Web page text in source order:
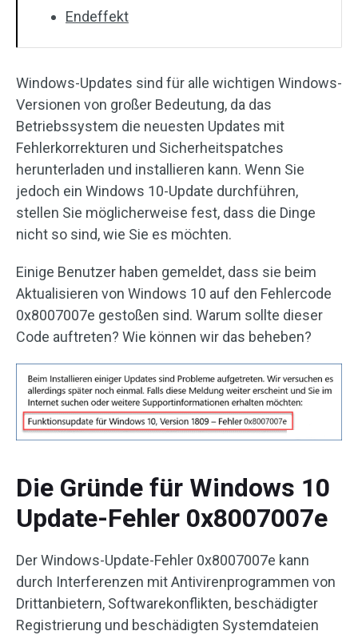
Endeffekt
Windows-Updates sind für alle wichtigen Windows-
Versionen von großer Bedeutung, da das
Betriebssystem die neuesten Updates mit
Fehlerkorrekturen und Sicherheitspatches
herunterladen und installieren kann. Wenn Sie
jedoch ein Windows 10-Update durchführen,
stellen Sie möglicherweise fest, dass die Dinge
nicht so sind, wie Sie es möchten.
Einige Benutzer haben gemeldet, dass sie beim
Aktualisieren von Windows 10 auf den Fehlercode
0x8007007e gestoßen sind. Warum sollte dieser
Code auftreten? Wie können wir das beheben?
Die Gründe für Windows 10
Update-Fehler 0x8007007e
Der Windows-Update-Fehler 0x8007007e kann
durch Interferenzen mit Antivirenprogrammen von
Drittanbietern, Softwarekonflikten, beschädigter
Registrierung und beschädigten Systemdateien